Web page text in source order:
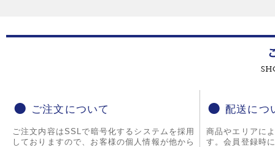
ご注文について
ご注文内容はSSLで暗号化するシステムを採用
しておりますので、お客様の個人情報が他から
配送につ
商品やエリアに
す。会員登録時